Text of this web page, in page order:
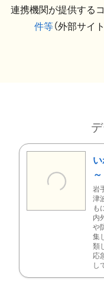
連携機関が提供する
件等（外部サイ
～
岩
津
も
内
や
集
類
応
し